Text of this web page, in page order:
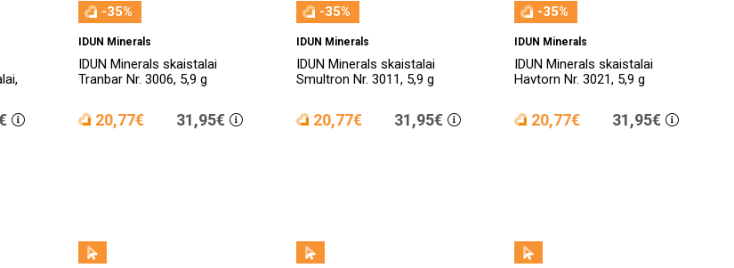
-35%
IDUN Minerals
IDUN Minerals skaistalai
Tranbar Nr. 3006, 5,9 g
20,77€ 31,95€
-35%
IDUN Minerals
IDUN Minerals skaistalai
Smultron Nr. 3011, 5,9 g
20,77€ 31,95€
-35%
IDUN Minerals
IDUN Minerals skaistalai
Havtorn Nr. 3021, 5,9 g
20,77€ 31,95€